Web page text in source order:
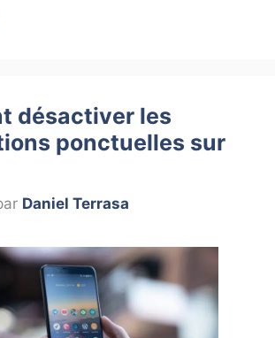
désactiver les
ponctuelles sur
Daniel Terrasa